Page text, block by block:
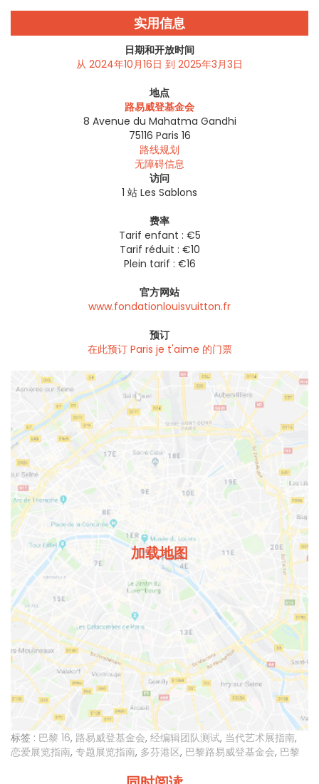
实用信息
日期和开放时间
从 2024年10月16日 到 2025年3月3日
地点
路易威登基金会
8 Avenue du Mahatma Gandhi
75116 Paris 16
路线规划
无障碍信息
访问
1 站 Les Sablons
费率
Tarif enfant : €5
Tarif réduit : €10
Plein tarif : €16
官方网站
www.fondationlouisvuitton.fr
预订
在此预订 Paris je t'aime 的门票
加载地图
标签 : 巴黎 16, 路易威登基金会, 经编辑团队测试, 当代艺术展指南,
恋爱展览指南, 专题展览指南, 多芬港区, 巴黎路易威登基金会, 巴黎